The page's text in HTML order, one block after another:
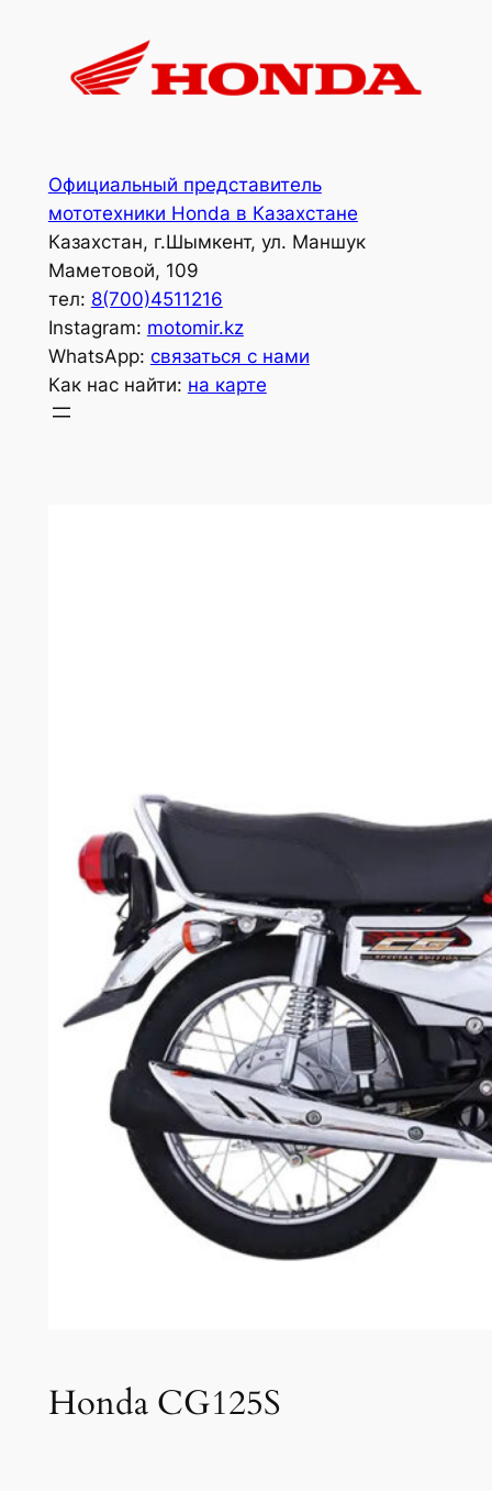
содержимому
Официальный представитель
мототехники Honda в Казахстане
Казахстан, г.Шымкент, ул. Маншук
Маметовой, 109
тел: 8(700)4511216
Instagram: motomir.kz
WhatsApp: связаться с нами
Как нас найти: на карте
Honda CG125S